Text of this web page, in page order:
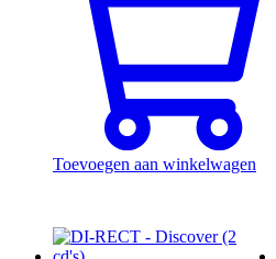
Toevoegen aan winkelwagen